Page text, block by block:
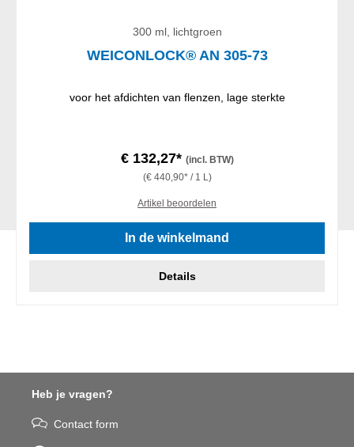
300 ml, lichtgroen
WEICONLOCK® AN 305-73
voor het afdichten van flenzen, lage sterkte
€ 132,27* (incl. BTW)
(€ 440,90* / 1 L)
Artikel beoordelen
In de winkelmand
Details
Heb je vragen?
Contact form